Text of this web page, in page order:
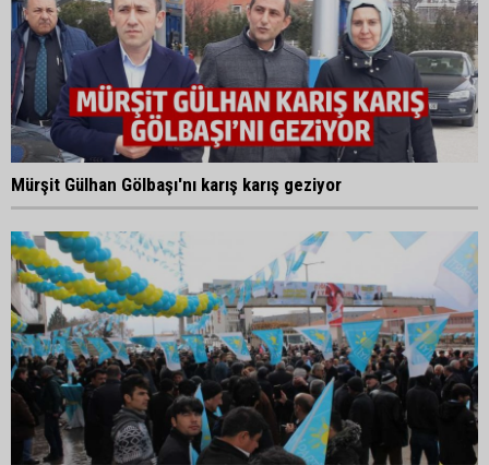
Mürşit Gülhan Gölbaşı'nı karış karış geziyor